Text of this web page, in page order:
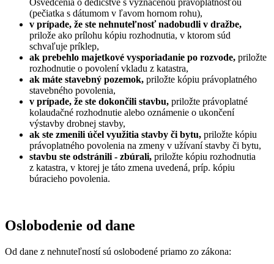
(pečiatka s dátumom v ľavom hornom rohu),
v prípade, že ste nehnuteľnosť nadobudli v dražbe,
prilože ako prílohu kópiu rozhodnutia, v ktorom súd
schvaľuje príklep,
ak prebehlo majetkové vysporiadanie po rozvode, priložte
rozhodnutie o povolení vkladu z katastra,
ak máte stavebný pozemok, priložte kópiu právoplatného
stavebného povolenia,
v prípade, že ste dokončili stavbu, priložte právoplatné
kolaudačné rozhodnutie alebo oznámenie o ukončení
výstavby drobnej stavby,
ak ste zmenili účel využitia stavby či bytu, priložte kópiu
právoplatného povolenia na zmeny v užívaní stavby či bytu,
stavbu ste odstránili - zbúrali, priložte kópiu rozhodnutia
z katastra, v ktorej je táto zmena uvedená, príp. kópiu
búracieho povolenia.
Oslobodenie od dane
Od dane z nehnuteľností sú oslobodené priamo zo zákona: